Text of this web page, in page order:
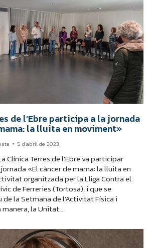
de l’Ebre participa a la jornada
la lluita en moviment»
5 d'abril de 2023
Clínica Terres de l’Ebre va participar
«El càncer de mama: la lluita en
organitzada per la Lliga Contra el
de Ferreries (Tortosa), i que se
la Setmana de l’Activitat Física i
manera, la Unitat…